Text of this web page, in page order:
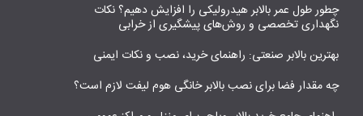
چطور طول عمر بالابر هیدرولیکی را افزایش دهیم؟ نکات
نگهداری تخصصی و روش‌های پیشگیری از خرابی
بهترین بالابر صنعتی: راهنمای خرید، نصب و نکات ایمنی
چه مقدار فضا برای نصب بالابر خانگی هوم لیفت لازم است؟